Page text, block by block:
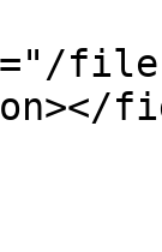
files/